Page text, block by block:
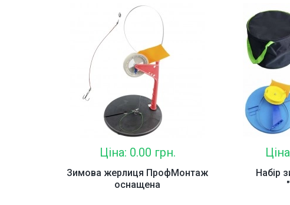
Ціна: 0.00 грн.
Зимова жерлиця ПрофМонтаж
оснащена
Набір